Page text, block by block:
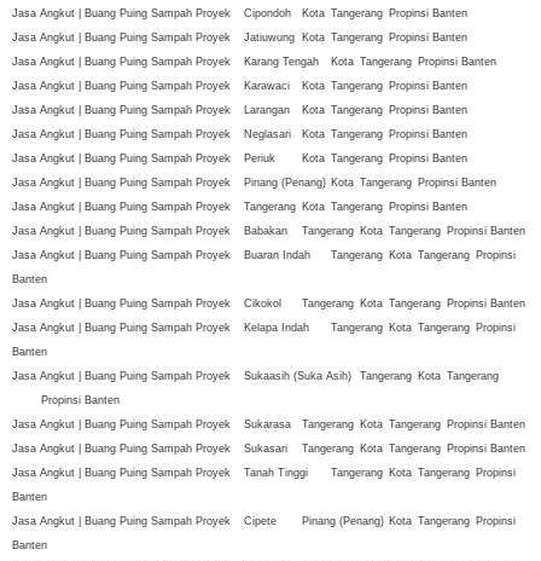
Jasa Angkut | Buang Puing Sampah Proyek
Cipondoh Kota Tangerang Propinsi Banten
Jasa Angkut | Buang Puing Sampah Proyek
Jatiuwung Kota Tangerang Propinsi Banten
Jasa Angkut | Buang Puing Sampah Proyek
Karang Tengah Kota Tangerang Propinsi Banten
Jasa Angkut | Buang Puing Sampah Proyek
Karawaci Kota Tangerang Propinsi Banten
Jasa Angkut | Buang Puing Sampah Proyek
Larangan Kota Tangerang Propinsi Banten
Jasa Angkut | Buang Puing Sampah Proyek
Neglasari Kota Tangerang Propinsi Banten
Jasa Angkut | Buang Puing Sampah Proyek
Periuk Kota Tangerang Propinsi Banten
Jasa Angkut | Buang Puing Sampah Proyek
Pinang (Penang) Kota Tangerang Propinsi Banten
Jasa Angkut | Buang Puing Sampah Proyek
Tangerang Kota Tangerang Propinsi Banten
Jasa Angkut | Buang Puing Sampah Proyek
Babakan Tangerang Kota Tangerang Propinsi Banten
Jasa Angkut | Buang Puing Sampah Proyek
Buaran Indah Tangerang Kota Tangerang Propinsi
Banten
Jasa Angkut | Buang Puing Sampah Proyek
Cikokol Tangerang Kota Tangerang Propinsi Banten
Jasa Angkut | Buang Puing Sampah Proyek
Kelapa Indah Tangerang Kota Tangerang Propinsi
Banten
Jasa Angkut | Buang Puing Sampah Proyek
Sukaasih (Suka Asih) Tangerang Kota Tangerang
Propinsi Banten
Jasa Angkut | Buang Puing Sampah Proyek
Sukarasa Tangerang Kota Tangerang Propinsi Banten
Jasa Angkut | Buang Puing Sampah Proyek
Sukasari Tangerang Kota Tangerang Propinsi Banten
Jasa Angkut | Buang Puing Sampah Proyek
Tanah Tinggi Tangerang Kota Tangerang Propinsi
Banten
Jasa Angkut | Buang Puing Sampah Proyek
Cipete Pinang (Penang) Kota Tangerang Propinsi
Banten